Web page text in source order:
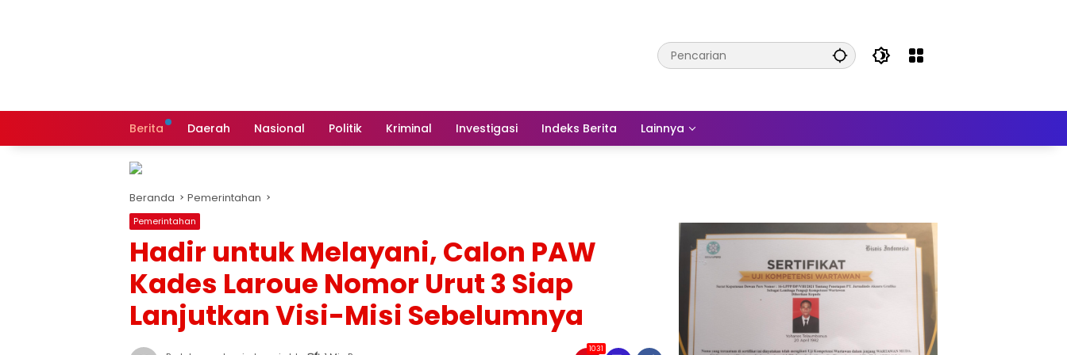
Berita Daerah Nasional Politik Kriminal Investigasi Indeks Berita Lainnya
Beranda Pemerintahan
Pemerintahan
Hadir untuk Melayani, Calon PAW
Kades Laroue Nomor Urut 3 Siap
Lanjutkan Visi-Misi Sebelumnya
1031